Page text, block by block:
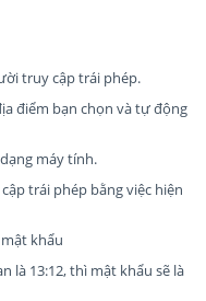
truy cập trái phép.
điểm bạn chọn và tự động
máy tính.
trái phép bằng việc hiện
khẩu
là 13:12, thì mật khẩu sẽ là